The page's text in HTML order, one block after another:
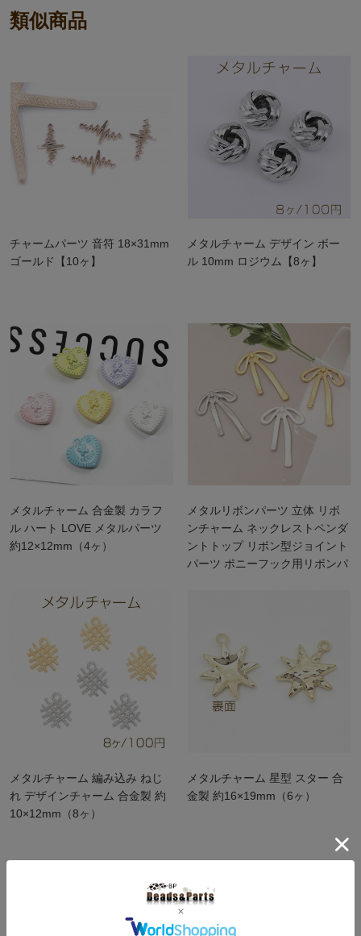
類似商品
チャームパーツ 音符 18×31mm
ゴールド【10ヶ】
メタルチャーム デザイン ボー
ル 10mm ロジウム【8ヶ】
メタルチャーム 合金製 カラフ
ル ハート LOVE メタルパーツ
約12×12mm（4ヶ）
メタルリボンパーツ 立体 リボ
ンチャーム ネックレストペンダ
ントトップ リボン型ジョイント
パーツ ポニーフック用リボンパ
メタルチャーム 編み込み ねじ
れ デザインチャーム 合金製 約
10×12mm（8ヶ）
メタルチャーム 星型 スター 合
金製 約16×19mm（6ヶ）